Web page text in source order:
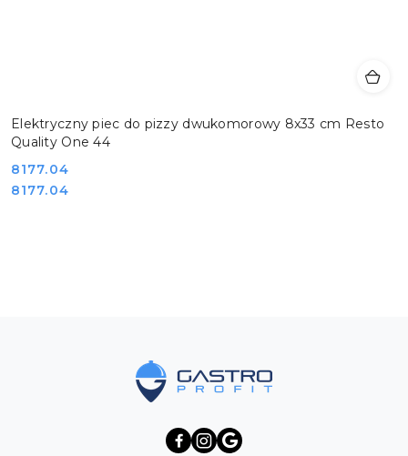
Elektryczny piec do pizzy dwukomorowy 8x33 cm Resto
Quality One 44
Cena:
8177.04
Cena:
8177.04